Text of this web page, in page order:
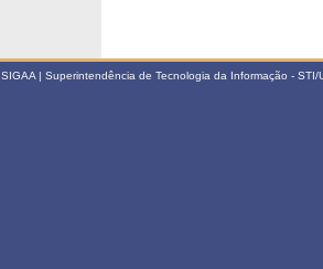
SIGAA | Superintendência de Tecnologia da Informação -